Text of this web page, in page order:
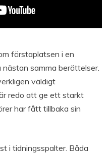
förstaplatsen i en
samma berättelser.
väldigt
redo att ge ett starkt
har fått tillbaka sin
i tidningsspalter. Båda